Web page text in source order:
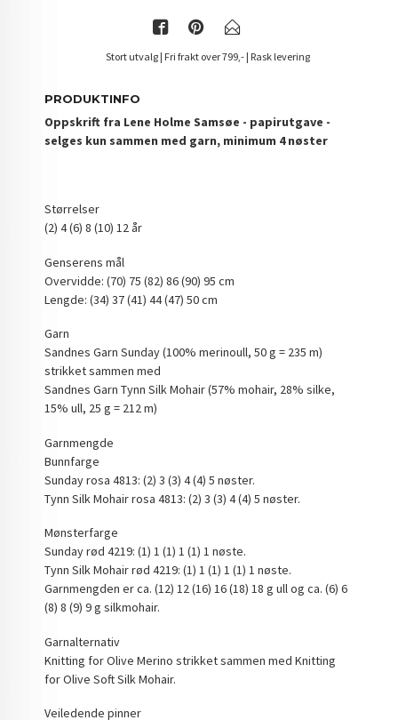
Stort utvalg | Fri frakt over 799,- | Rask levering
PRODUKTINFO
Oppskrift fra Lene Holme Samsøe - papirutgave -
selges kun sammen med garn, minimum 4 nøster
Størrelser
(2) 4 (6) 8 (10) 12 år
Genserens mål
Overvidde: (70) 75 (82) 86 (90) 95 cm
Lengde: (34) 37 (41) 44 (47) 50 cm
Garn
Sandnes Garn Sunday (100% merinoull, 50 g = 235 m)
strikket sammen med
Sandnes Garn Tynn Silk Mohair (57% mohair, 28% silke,
15% ull, 25 g = 212 m)
Garnmengde
Bunnfarge
Sunday rosa 4813: (2) 3 (3) 4 (4) 5 nøster.
Tynn Silk Mohair rosa 4813: (2) 3 (3) 4 (4) 5 nøster.
Mønsterfarge
Sunday rød 4219: (1) 1 (1) 1 (1) 1 nøste.
Tynn Silk Mohair rød 4219: (1) 1 (1) 1 (1) 1 nøste.
Garnmengden er ca. (12) 12 (16) 16 (18) 18 g ull og ca. (6) 6
(8) 8 (9) 9 g silkmohair.
Garnalternativ
Knitting for Olive Merino strikket sammen med Knitting
for Olive Soft Silk Mohair.
Veiledende pinner